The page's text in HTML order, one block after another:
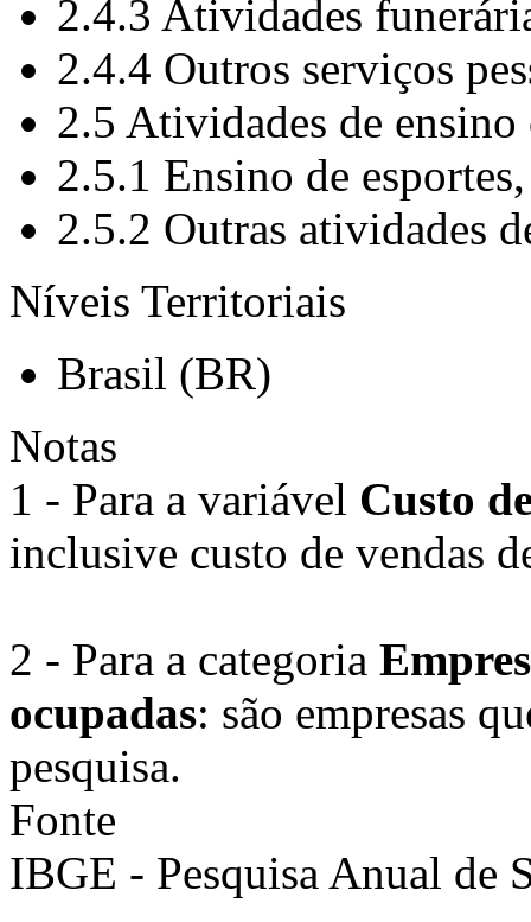
2.4.3 Atividades
2.4.4 Outros serviços
2.5 Atividades de
2.5.1 Ensino de
2.5.2 Outras atividades
Níveis Territoriais
Brasil (BR)
Notas
1 - Para a variável Custo
inclusive custo de vendas
2 - Para a categoria
ocupadas: são empresas
pesquisa.
Fonte
IBGE - Pesquisa Anual de